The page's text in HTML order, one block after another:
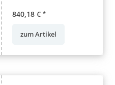
840,18 € *
zum Artikel